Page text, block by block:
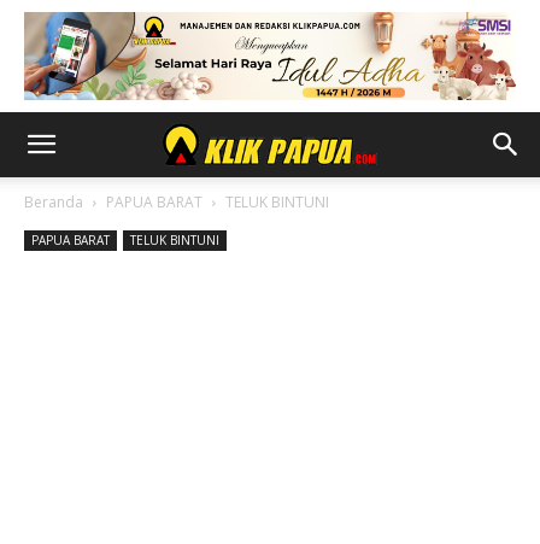
Beranda PAPUA BARAT TELUK BINTUNI
PAPUA BARAT TELUK BINTUNI